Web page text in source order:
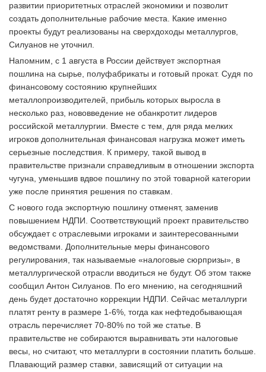
развитии приоритетных отраслей экономики и позволит
создать дополнительные рабочие места. Какие именно
проекты будут реализованы на сверхдоходы металлургов,
Силуанов не уточнил.
Напомним, с 1 августа в России действует экспортная
пошлина на сырье, полуфабрикаты и готовый прокат. Судя по
финансовому состоянию крупнейших
металлопроизводителей, прибыль которых выросла в
несколько раз, нововведение не обанкротит лидеров
российской металлургии. Вместе с тем, для ряда мелких
игроков дополнительная финансовая нагрузка может иметь
серьезные последствия. К примеру, такой вывод в
правительстве признали справедливым в отношении экспорта
чугуна, уменьшив вдвое пошлину по этой товарной категории
уже после принятия решения по ставкам.
С нового года экспортную пошлину отменят, заменив
повышением НДПИ. Соответствующий проект правительство
обсуждает с отраслевыми игроками и заинтересованными
ведомствами. Дополнительные меры финансового
регулирования, так называемые «налоговые сюрпризы», в
металлургической отрасли вводиться не будут. Об этом также
сообщил Антон Силуанов. По его мнению, на сегодняшний
день будет достаточно коррекции НДПИ. Сейчас металлурги
платят ренту в размере 1-6%, тогда как нефтедобывающая
отрасль перечисляет 70-80% по той же статье. В
правительстве не собираются выравнивать эти налоговые
весы, но считают, что металлурги в состоянии платить больше.
Плавающий размер ставки, зависящий от ситуации на